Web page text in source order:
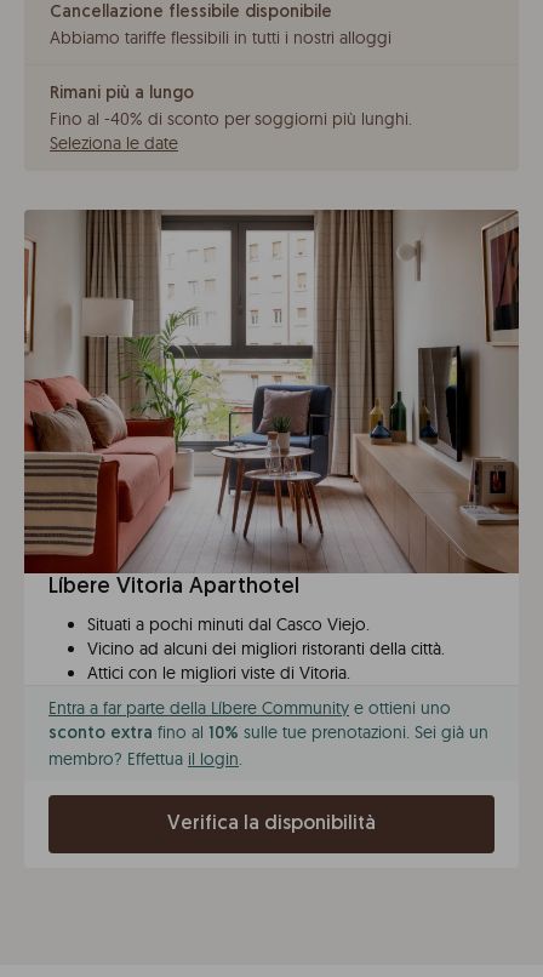
Cancellazione flessibile disponibile
Abbiamo tariffe flessibili in tutti i nostri alloggi
Rimani più a lungo
Fino al -40% di sconto per soggiorni più lunghi.
Seleziona le date
Líbere Vitoria Aparthotel
Situati a pochi minuti dal Casco Viejo.
Vicino ad alcuni dei migliori ristoranti della città.
Attici con le migliori viste di Vitoria.
Entra a far parte della Líbere Community e ottieni uno
sconto extra fino al 10% sulle tue prenotazioni. Sei già un
membro? Effettua il login.
Verifica la disponibilità